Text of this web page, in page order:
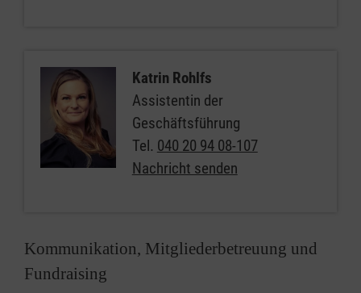
Katrin Rohlfs
Assistentin der
Geschäftsführung
Tel. 040 20 94 08-107
Nachricht senden
Kommunikation, Mitgliederbetreuung und
Fundraising